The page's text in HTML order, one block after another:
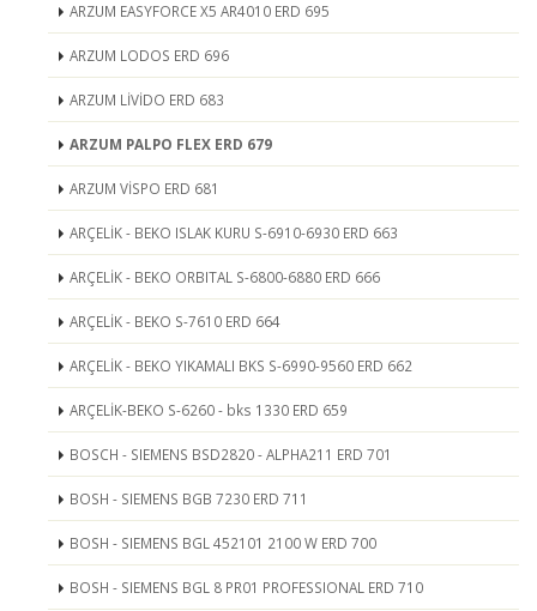
ARZUM EASYFORCE X5 AR4010 ERD 695
ARZUM LODOS ERD 696
ARZUM LİVİDO ERD 683
ARZUM PALPO FLEX ERD 679
ARZUM VİSPO ERD 681
ARÇELİK - BEKO ISLAK KURU S-6910-6930 ERD 663
ARÇELİK - BEKO ORBITAL S-6800-6880 ERD 666
ARÇELİK - BEKO S-7610 ERD 664
ARÇELİK - BEKO YIKAMALI BKS S-6990-9560 ERD 662
ARÇELİK-BEKO S-6260 - bks 1330 ERD 659
BOSCH - SIEMENS BSD2820 - ALPHA211 ERD 701
BOSH - SIEMENS BGB 7230 ERD 711
BOSH - SIEMENS BGL 452101 2100 W ERD 700
BOSH - SIEMENS BGL 8 PR01 PROFESSIONAL ERD 710